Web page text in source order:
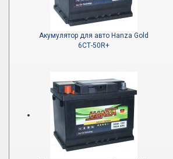
Акумулятор для авто Hanza Gold
6СТ-50R+